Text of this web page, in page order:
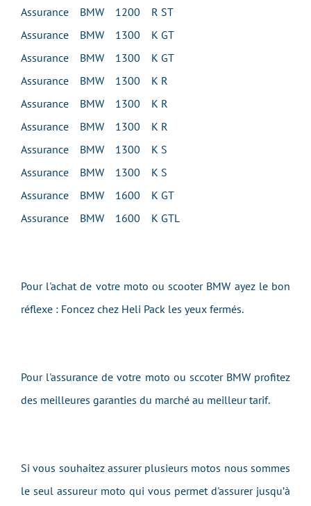
Assurance BMW 1200 R ST
Assurance BMW 1300 K GT
Assurance BMW 1300 K GT
Assurance BMW 1300 K R
Assurance BMW 1300 K R
Assurance BMW 1300 K R
Assurance BMW 1300 K S
Assurance BMW 1300 K S
Assurance BMW 1600 K GT
Assurance BMW 1600 K GTL
Pour l'achat de votre moto ou scooter BMW ayez le bon
réflexe : Foncez chez Heli Pack les yeux fermés.
Pour l'assurance de votre moto ou sccoter BMW profitez
des meilleures garanties du marché au meilleur tarif.
Si vous souhaitez assurer plusieurs motos nous sommes
le seul assureur moto qui vous permet d'assurer jusqu’à